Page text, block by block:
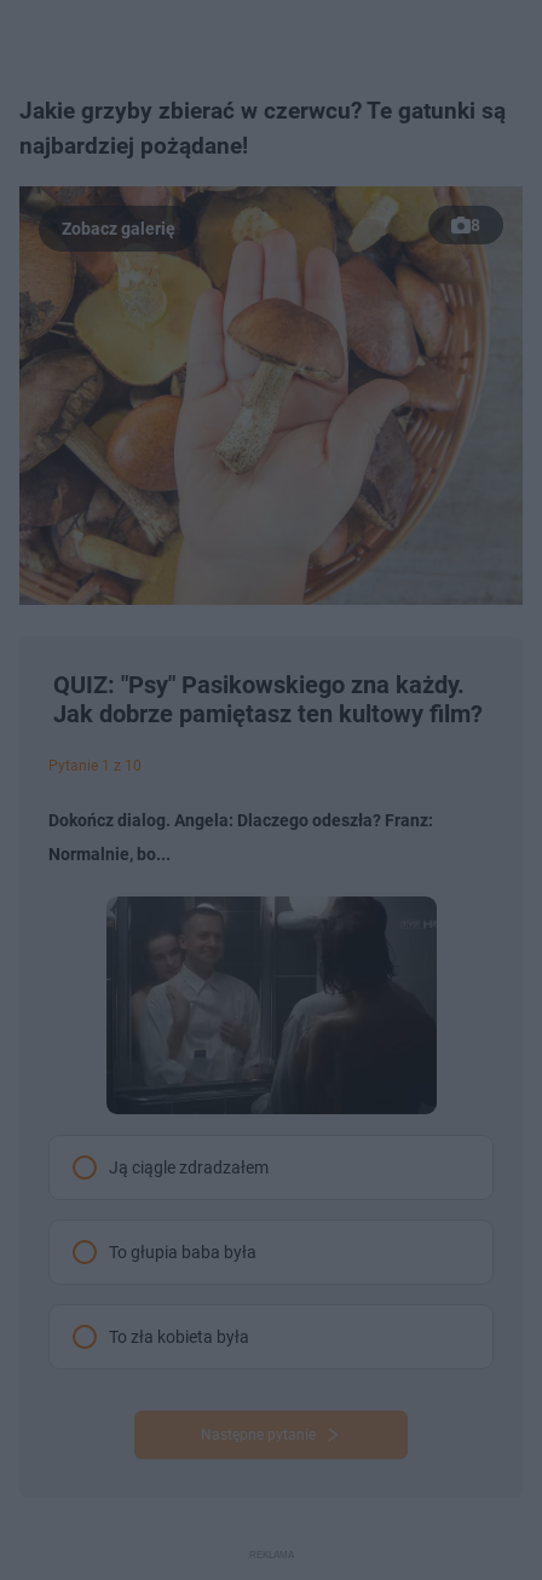
Jakie grzyby zbierać w czerwcu? Te gatunki są
najbardziej pożądane!
8
QUIZ: "Psy" Pasikowskiego zna każdy.
Jak dobrze pamiętasz ten kultowy film?
Pytanie 1 z 10
Dokończ dialog. Angela: Dlaczego odeszła? Franz:
Normalnie, bo...
Ją ciągle zdradzałem
To głupia baba była
To zła kobieta była
Następne pytanie